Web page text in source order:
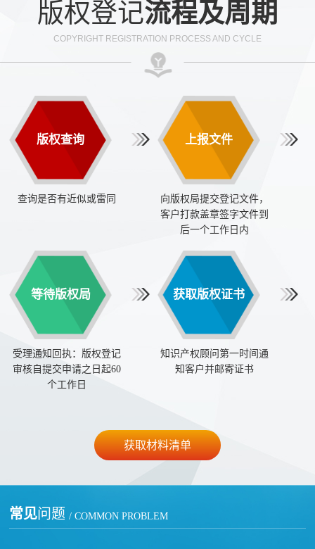
版权登记流程及周期
COPYRIGHT REGISTRATION PROCESS AND CYCLE
版权查询
查询是否有近似或雷同
上报文件
向版权局提交登记文件，
客户打款盖章签字文件到
后一个工作日内
等待版权局
受理通知回执：版权登记
审核自提交申请之日起60
个工作日
获取版权证书
知识产权顾问第一时间通
知客户并邮寄证书
获取材料清单
常见问题 / COMMON PROBLEM